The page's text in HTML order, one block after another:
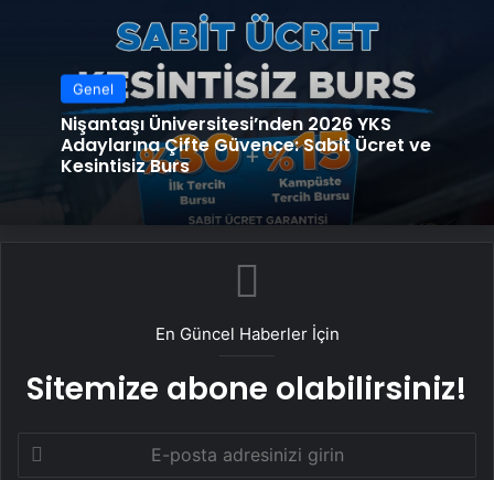
Genel
Nişantaşı Üniversitesi’nden 2026 YKS
Adaylarına Çifte Güvence: Sabit Ücret ve
Kesintisiz Burs
En Güncel Haberler İçin
Sitemize abone olabilirsiniz!
posta